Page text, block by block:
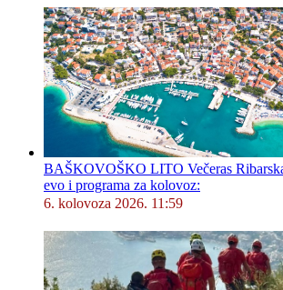
BAŠKOVOŠKO LITO Večeras
evo i programa za kolovoz:
6. kolovoza 2026. 11:59